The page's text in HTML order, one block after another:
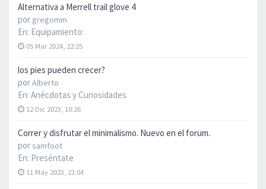
Alternativa a Merrell trail glove 4
por gregomm
En: Equipamiento:
05 Mar 2024, 22:25
los pies pueden crecer?
porAlberto
En: Anécdotas y Curiosidades
12 Dic 2023, 10:26
Correr y disfrutar el minimalismo. Nuevo en el forum.
por samfoot
En: Preséntate
11 May 2023, 21:04